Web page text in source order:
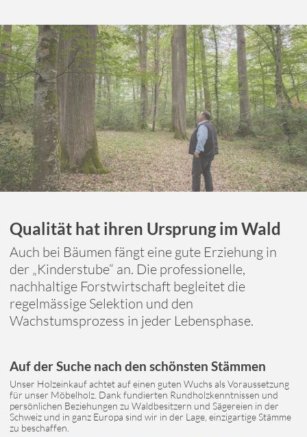
Qualität hat ihren Ursprung im Wald
Auch bei Bäumen fängt eine gute Erziehung in
der „Kinderstube“ an. Die professionelle,
nachhaltige Forstwirtschaft begleitet die
regelmässige Selektion und den
Wachstumsprozess in jeder Lebensphase.
Auf der Suche nach den schönsten Stämmen
Unser Holzeinkauf achtet auf einen guten Wuchs als Voraussetzung
für unser Möbelholz. Dank fundierten Rundholzkenntnissen und
persönlichen Beziehungen zu Waldbesitzern und Sägereien in der
Schweiz und in ganz Europa sind wir in der Lage, einzigartige Stämme
zu beschaffen.